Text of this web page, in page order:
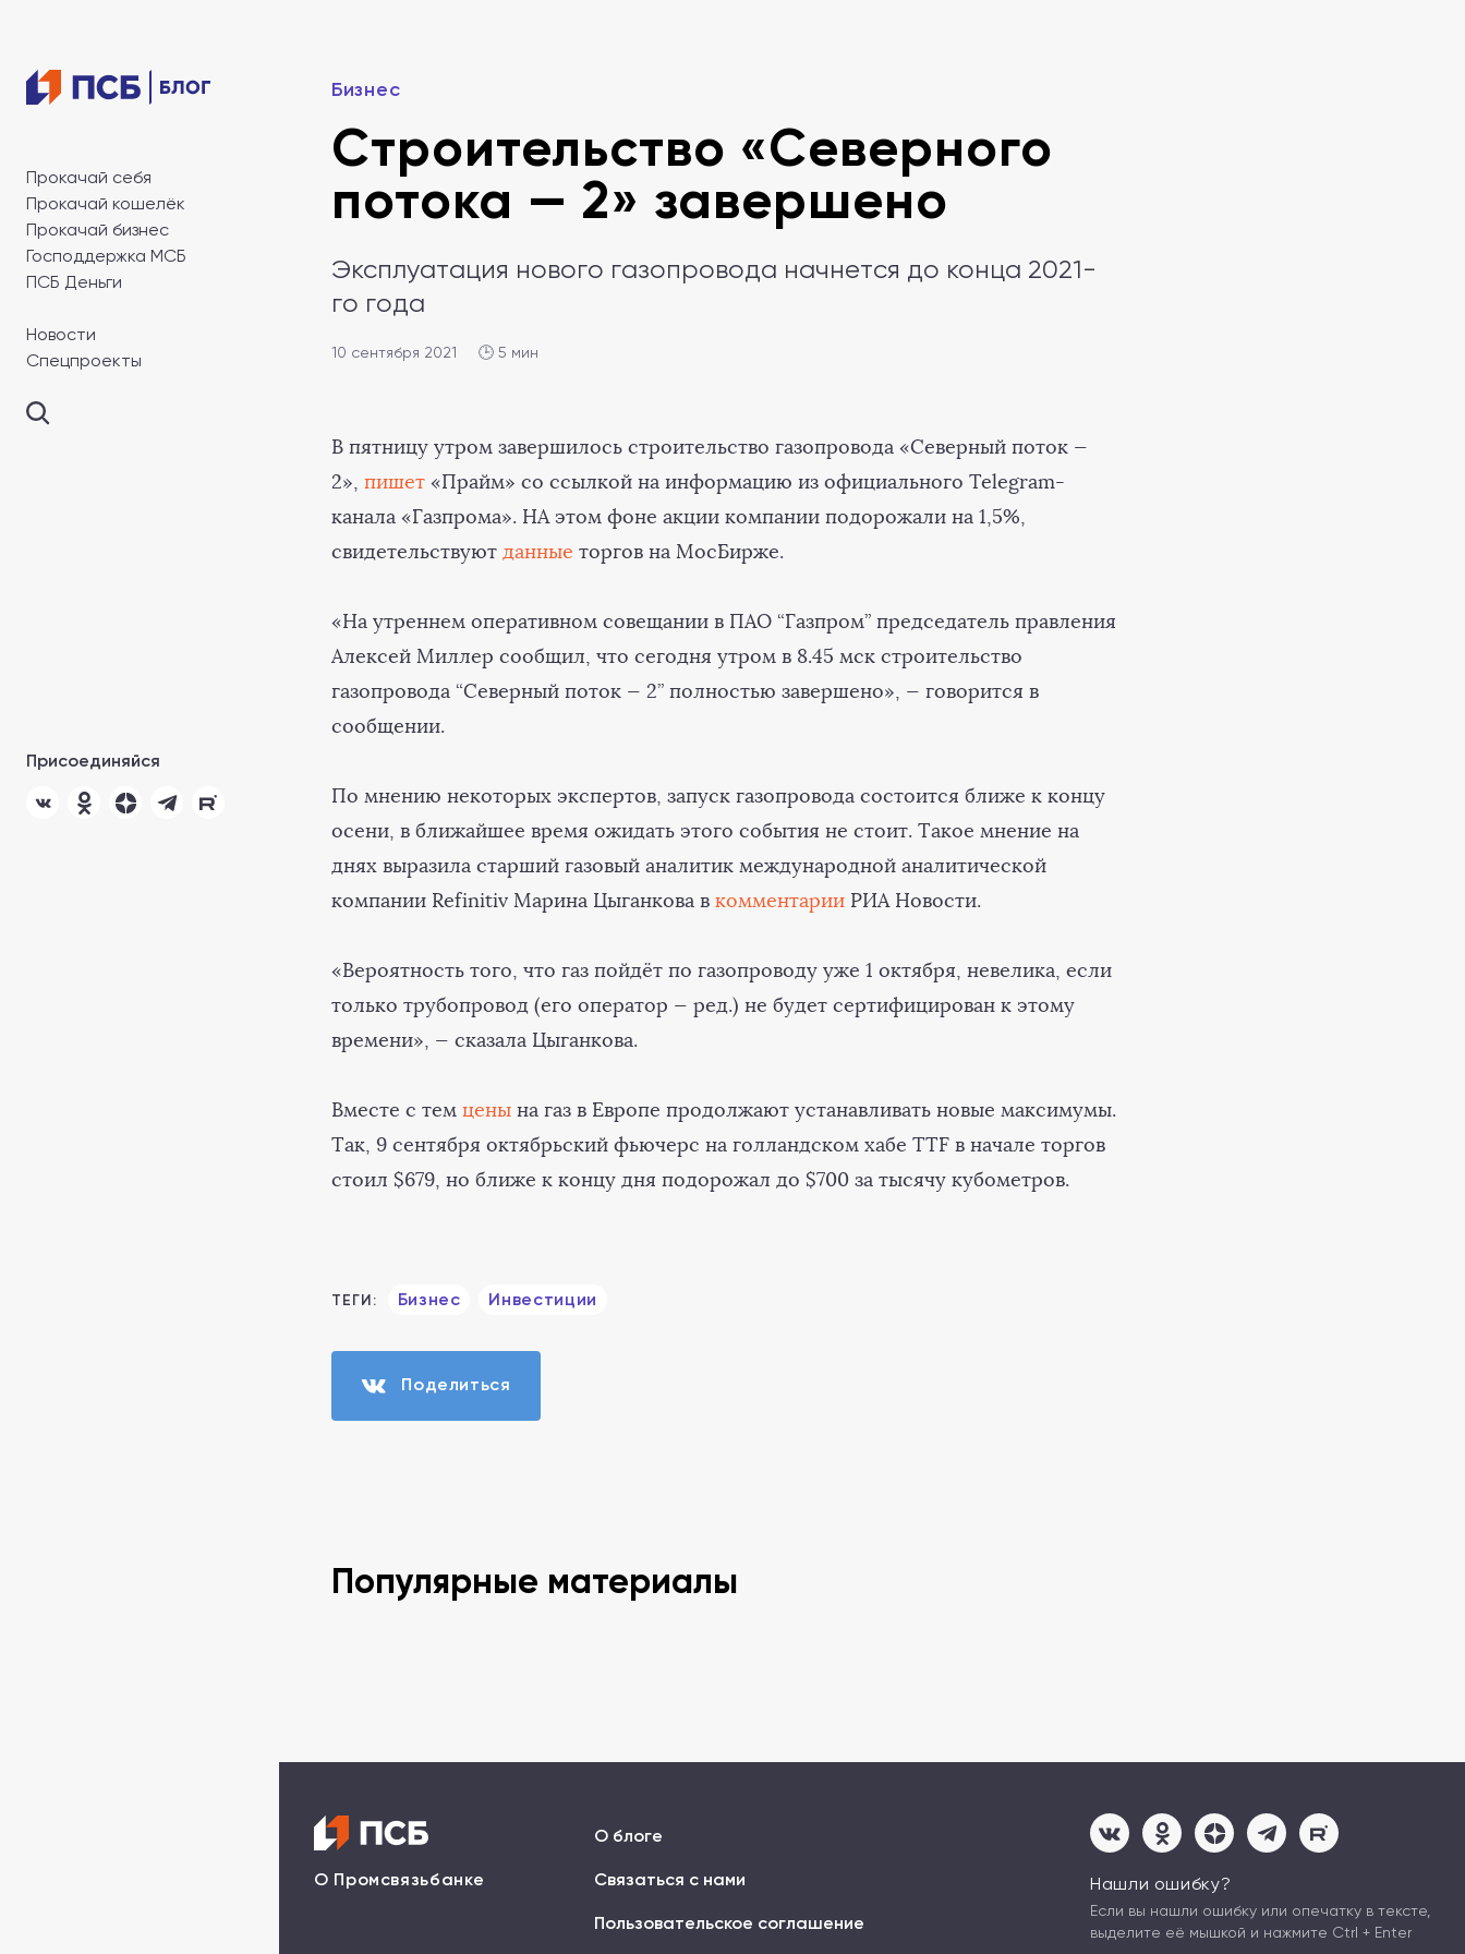
Прокачай себя
Прокачай кошелёк
Прокачай бизнес
Господдержка МСБ
ПСБ Деньги
Новости
Спецпроекты
Присоединяйся
Бизнес
Строительство «Северного
потока — 2» завершено
Эксплуатация нового газопровода начнется до конца 2021-
го года
10 сентября 2021 🕒 5 мин
В пятницу утром завершилось строительство газопровода «Северный поток —
2», пишет «Прайм» со ссылкой на информацию из официального Telegram-
канала «Газпрома». НА этом фоне акции компании подорожали на 1,5%,
свидетельствуют данные торгов на МосБирже.
«На утреннем оперативном совещании в ПАО “Газпром” председатель правления
Алексей Миллер сообщил, что сегодня утром в 8.45 мск строительство
газопровода “Северный поток — 2” полностью завершено», — говорится в
сообщении.
По мнению некоторых экспертов, запуск газопровода состоится ближе к концу
осени, в ближайшее время ожидать этого события не стоит. Такое мнение на
днях выразила старший газовый аналитик международной аналитической
компании Refinitiv Марина Цыганкова в комментарии РИА Новости.
«Вероятность того, что газ пойдёт по газопроводу уже 1 октября, невелика, если
только трубопровод (его оператор — ред.) не будет сертифицирован к этому
времени», — сказала Цыганкова.
Вместе с тем цены на газ в Европе продолжают устанавливать новые максимумы.
Так, 9 сентября октябрьский фьючерс на голландском хабе TTF в начале торгов
стоил $679, но ближе к концу дня подорожал до $700 за тысячу кубометров.
ТЕГИ: Бизнес Инвестиции
Поделиться
Популярные материалы
О Промсвязьбанке
О блоге
Связаться с нами
Пользовательское соглашение
Нашли ошибку?
Если вы нашли ошибку или опечатку в тексте,
выделите её мышкой и нажмите Ctrl + Enter